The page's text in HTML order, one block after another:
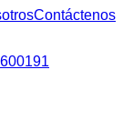
Contáctenos